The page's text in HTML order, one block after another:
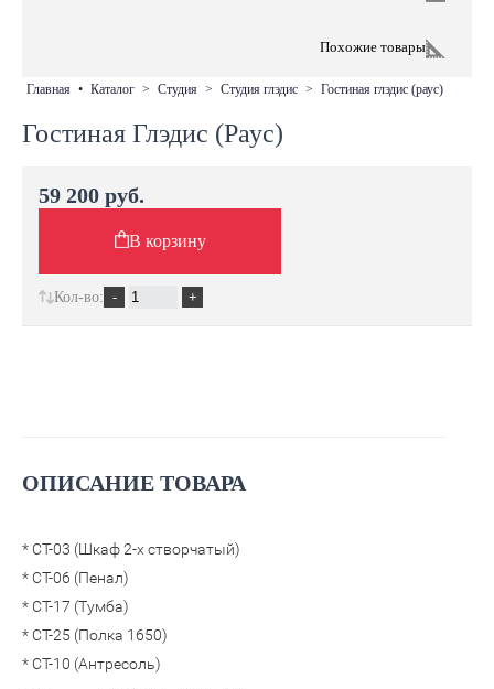
Похожие товары
главная • каталог > студия > студия глэдис > гостиная глэдис (раус)
Гостиная Глэдис (Раус)
ОПИСАНИЕ ТОВАРА
* СТ-03 (Шкаф 2-х створчатый)
* СТ-06 (Пенал)
* СТ-17 (Тумба)
* СТ-25 (Полка 1650)
* СТ-10 (Антресоль)
59 200 руб.
В корзину
Кол-во: